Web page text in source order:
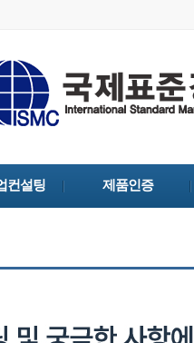
컨설팅 제품인증